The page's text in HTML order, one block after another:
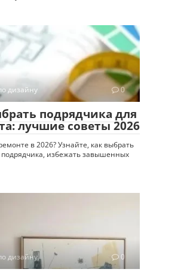
дизайну 0
подрядчика для
лучшие советы 2026
в 2026? Узнайте, как выбрать
избежать завышенных
дизайну 0